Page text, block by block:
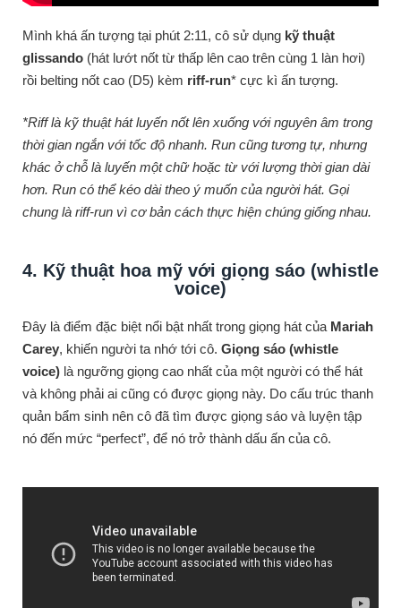
Mình khá ấn tượng tại phút 2:11, cô sử dụng kỹ thuật
glissando (hát lướt nốt từ thấp lên cao trên cùng 1 làn hơi)
rồi belting nốt cao (D5) kèm riff-run* cực kì ấn tượng.
*Riff là kỹ thuật hát luyến nốt lên xuống với nguyên âm trong
thời gian ngắn với tốc độ nhanh. Run cũng tương tự, nhưng
khác ở chỗ là luyến một chữ hoặc từ với lượng thời gian dài
hơn. Run có thể kéo dài theo ý muốn của người hát. Gọi
chung là riff-run vì cơ bản cách thực hiện chúng giống nhau.
4. Kỹ thuật hoa mỹ với giọng sáo (whistle
voice)
Đây là điểm đặc biệt nổi bật nhất trong giọng hát của Mariah
Carey, khiến người ta nhớ tới cô. Giọng sáo (whistle
voice) là ngưỡng giọng cao nhất của một người có thể hát
và không phải ai cũng có được giọng này. Do cấu trúc thanh
quản bẩm sinh nên cô đã tìm được giọng sáo và luyện tập
nó đến mức “perfect”, để nó trở thành dấu ấn của cô.